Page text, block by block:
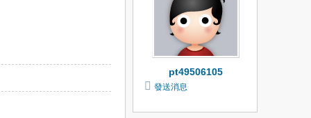
pt49506105
發送消息